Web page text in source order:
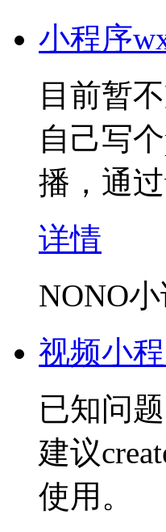
小程序
目前暂
自己写
播，通
详情
NONO
视频小
已知问
建议
使用。